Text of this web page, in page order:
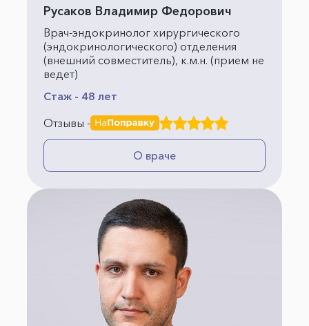
Русаков Владимир Федорович
Врач-эндокринолог хирургического
(эндокринологического) отделения
(внешний совместитель), к.м.н. (прием не
ведет)
Стаж - 48 лет
Отзывы -
О враче